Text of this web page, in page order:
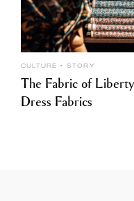
CULTURE STORY
The Fabric of
Dress Fabrics